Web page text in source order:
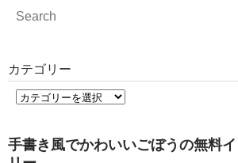
カテゴリー
手書き風でかわいいごぼうの無料